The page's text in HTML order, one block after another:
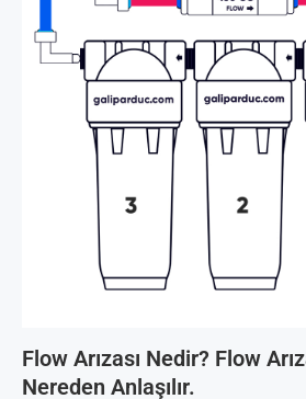
Flow Arızası Nedir? Flow
Nereden Anlaşılır.